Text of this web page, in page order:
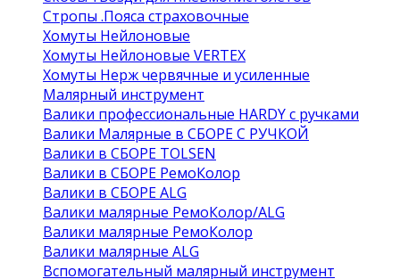
Стропы .Пояса страховочные
Хомуты Нейлоновые
Хомуты Нейлоновые VERTEX
Хомуты Нерж червячные и усиленные
Малярный инструмент
Валики профессиональные HARDY с ручками
Валики Малярные в СБОРЕ С РУЧКОЙ
Валики в СБОРЕ TOLSEN
Валики в СБОРЕ РемоКолор
Валики в СБОРЕ ALG
Валики малярные РемоКолор/ALG
Валики малярные РемоКолор
Валики малярные ALG
Вспомогательный малярный инструмент